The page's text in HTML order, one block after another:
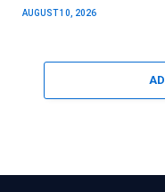
AUGUST 10, 2026